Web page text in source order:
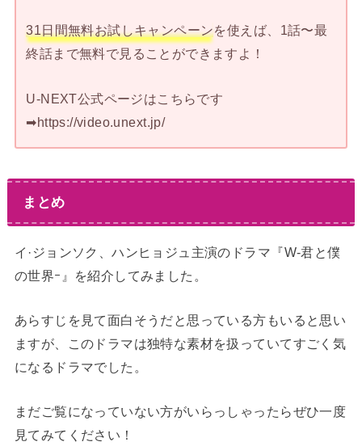
31日間無料お試しキャンペーンを使えば、1話〜最
終話まで無料で見ることができますよ！
U-NEXT公式ページはこちらです
➡︎https://video.unext.jp/
まとめ
イ·ジョンソク、ハンヒョジュ主演のドラマ『W-君と僕
の世界ｰ』を紹介してみました。
あらすじを見て面白そうだと思っている方もいると思い
ますが、このドラマは独特な素材を扱っていてすごく気
になるドラマでした。
まだご覧になっていない方がいらっしゃったらぜひ一度
見てみてください！